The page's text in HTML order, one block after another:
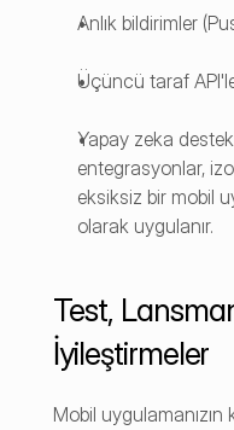
Anlık bildirimler
Üçüncü taraf
Yapay zeka
entegrasyonlar,
eksiksiz bir mobil
olarak uygulanır.
Test,
İyileştirmeler
Mobil uygulamanızın